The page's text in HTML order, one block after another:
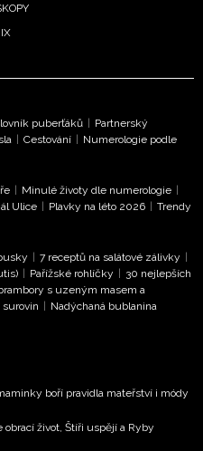
sObchodními
Extra s.r.o.
novinek.
zajímavé a exkluzivní
puberťáků | Partnerský
| Cestování | Numerologie podle
| Minulé životy dle numerologie |
Ulice | Plavky na léto 2026 | Trendy
| 7 receptů na salátové zálivky |
| Pařížské rohlíčky | 30 nejlepších
s uzeným masem a
surovin | Nadýchaná bublanina
boří pravidla mateřství i módy
obrací život, Štíři uspějí a Ryby